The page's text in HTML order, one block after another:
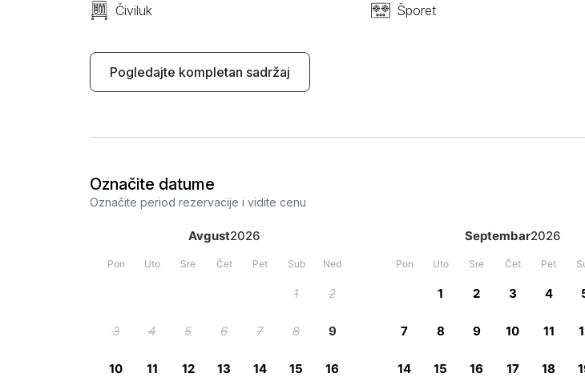
Čiviluk
Šporet
Pogledajte kompletan sadržaj
Označite datume
Označite period rezervacije i vidite cenu